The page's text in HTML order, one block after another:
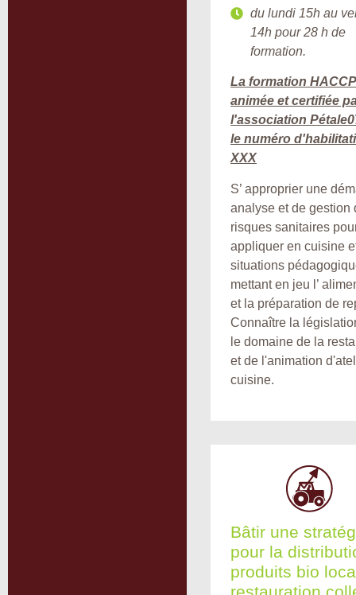
du lundi 15h au
14h pour 28 h de
formation.
La formation
animée et certifiée
l'association
le numéro
XXX
S’ approprier une
analyse et de gestion
risques sanitaires
appliquer en cuisine
situations
mettant en jeu l’
et la préparation de
Connaître la
le domaine de la
et de l'animation
cuisine.
Bâtir une
pour la
produits bio